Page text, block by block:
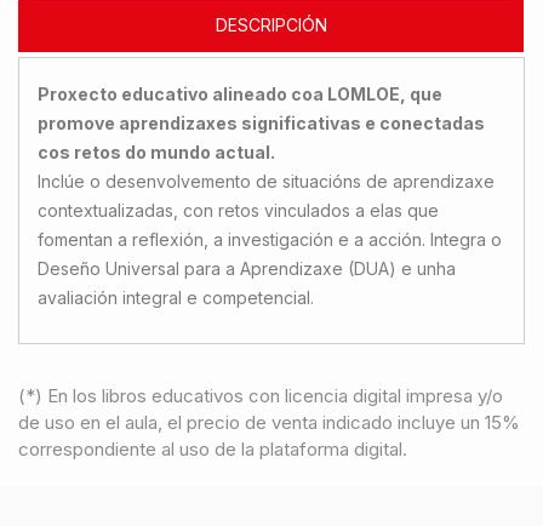
DESCRIPCIÓN
Proxecto educativo alineado coa LOMLOE, que
promove aprendizaxes significativas e conectadas
cos retos do mundo actual.
Inclúe o desenvolvemento de situacións de aprendizaxe
contextualizadas, con retos vinculados a elas que
fomentan a reflexión, a investigación e a acción. Integra o
Deseño Universal para a Aprendizaxe (DUA) e unha
avaliación integral e competencial.
(*) En los libros educativos con licencia digital impresa y/o
de uso en el aula, el precio de venta indicado incluye un 15%
correspondiente al uso de la plataforma digital.